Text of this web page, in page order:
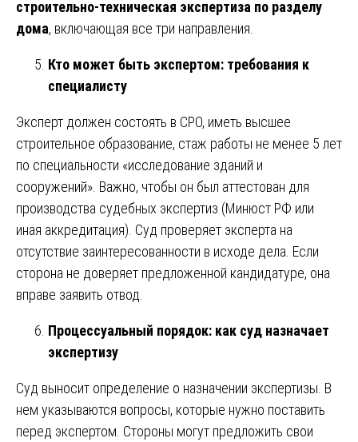
строительно-техническая экспертиза по разделу
дома, включающая все три направления.
Кто может быть экспертом: требования к
специалисту
Эксперт должен состоять в СРО, иметь высшее
строительное образование, стаж работы не менее 5 лет
по специальности «исследование зданий и
сооружений». Важно, чтобы он был аттестован для
производства судебных экспертиз (Минюст РФ или
иная аккредитация). Суд проверяет эксперта на
отсутствие заинтересованности в исходе дела. Если
сторона не доверяет предложенной кандидатуре, она
вправе заявить отвод.
Процессуальный порядок: как суд назначает
экспертизу
Суд выносит определение о назначении экспертизы. В
нем указываются вопросы, которые нужно поставить
перед экспертом. Стороны могут предложить свои